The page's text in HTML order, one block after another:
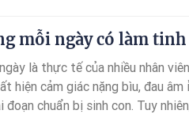
mỗi ngày có làm
là thực tế của nhiều nhân
hiện cảm giác nặng bìu, đau âm
chuẩn bị sinh con. Tuy